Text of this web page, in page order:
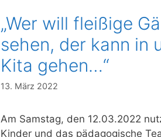
„Wer will fleißige
sehen, der kann in
Kita gehen…“
13. März 2022
Am Samstag, den 12.03.2022
Kinder und das pädagogische